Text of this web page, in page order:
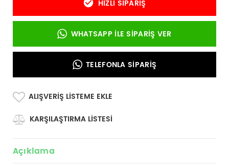
HIZLI SIPARIŞ
WHATSAPP İLE SIPARIŞ VER
TELEFONLA SIPARIŞ
ALIŞVERIŞ LISTEME EKLE
KARŞILAŞTIRMA LISTESI
Açıklama